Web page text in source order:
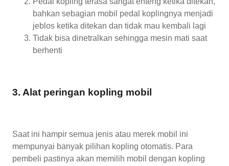
bahkan sebagian mobil pedal koplingnya menjadi
jeblos ketika ditekan dan tidak mau kembali lagi
Tidak bisa dinetralkan sehingga mesin mati saat
berhenti
3. Alat peringan kopling mobil
Saat ini hampir semua jenis atau merek mobil ini
mempunyai banyak pilihan kopling otomatis. Para
pembeli pastinya akan memilih mobil dengan kopling